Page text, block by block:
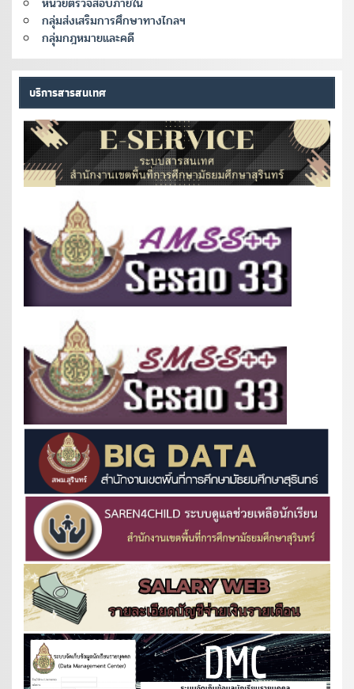
กลุ่มส่งเสริมการศึกษาทางไกลฯ
กลุ่มกฎหมายและคดี
บริการสารสนเทศ